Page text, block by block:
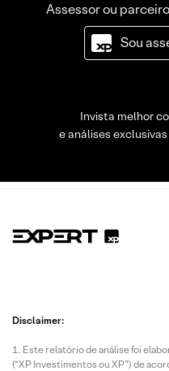
Assessor ou
Sou
Invista melhor
e análises
Disclaimer:
Este relatório de análise foi
(“XP Investimentos ou XP”) de